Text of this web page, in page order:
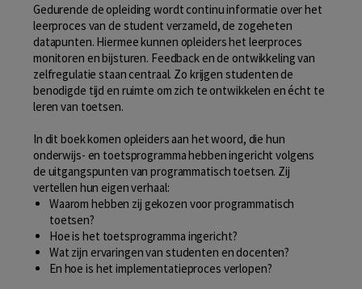
Gedurende de opleiding wordt continu informatie over het
leerproces van de student verzameld, de zogeheten
datapunten. Hiermee kunnen opleiders het leerproces
monitoren en bijsturen. Feedback en de ontwikkeling van
zelfregulatie staan centraal. Zo krijgen studenten de
benodigde tijd en ruimte om zich te ontwikkelen en écht te
leren van toetsen.
In dit boek komen opleiders aan het woord, die hun
onderwijs- en toetsprogramma hebben ingericht volgens
de uitgangspunten van programmatisch toetsen. Zij
vertellen hun eigen verhaal:
Waarom hebben zij gekozen voor programmatisch
toetsen?
Hoe is het toetsprogramma ingericht?
Wat zijn ervaringen van studenten en docenten?
En hoe is het implementatieproces verlopen?